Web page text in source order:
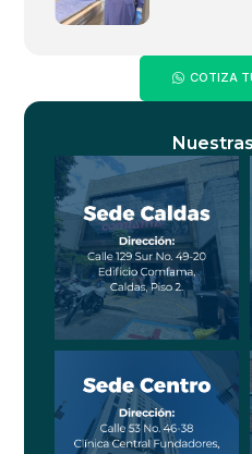
COTIZA